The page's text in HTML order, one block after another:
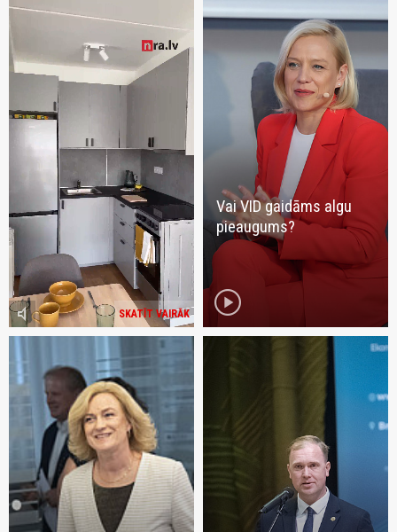
SKATĪT VAIRĀK
volume_mute
Vai VID gaidāms algu
pieaugums?
play_circle